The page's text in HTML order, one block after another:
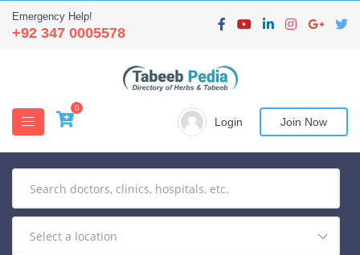
Emergency Help!
+92 347 0005578
0
Login Join Now